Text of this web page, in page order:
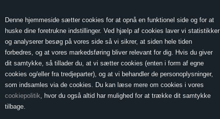
Denne hjemmeside sætter cookies for at opnå en funktionel side og for at
huske dine foretrukne indstillinger. Ved hjælp af cookies laver vi statistikker
og analyserer besøg på vores side så vi sikrer, at siden hele tiden
forbedres, og at vores markedsføring bliver relevant for dig. Hvis du giver
dit samtykke, så tillader du, at vi sætter cookies (enten i form af egne
cookies og/eller fra tredjeparter), og at vi behandler de personoplysninger,
som indsamles via de cookies. Du kan læse mere om cookies i vores
cookiepolitik, hvor du også altid har mulighed for at trække dit samtykke
tilbage.
0,00
MENU